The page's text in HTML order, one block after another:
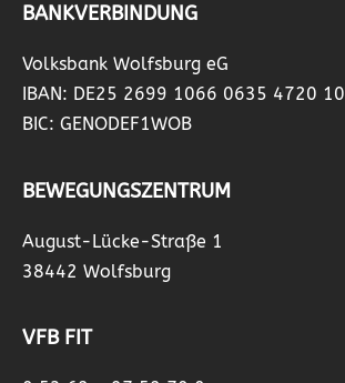
BANKVERBINDUNG
Volksbank Wolfsburg eG
IBAN: DE25 2699 1066 0635 4720 10
BIC: GENODEF1WOB
BEWEGUNGSZENTRUM
August-Lücke-Straße 1
38442 Wolfsburg
VFB FIT